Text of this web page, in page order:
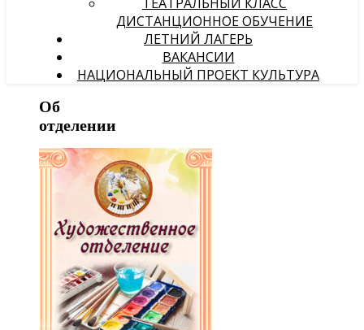
ДИСТАНЦИОННОЕ ОБУЧЕНИЕ
ЛЕТНИЙ ЛАГЕРЬ
ВАКАНСИИ
НАЦИОНАЛЬНЫЙ ПРОЕКТ КУЛЬТУРА
Об
отделении